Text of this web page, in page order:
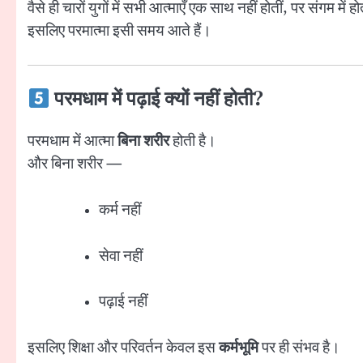
वैसे ही चारों युगों में सभी आत्माएँ एक साथ नहीं होतीं, पर संगम में
इसलिए परमात्मा इसी समय आते हैं।
परमधाम में पढ़ाई क्यों नहीं होती?
परमधाम में आत्माबिना शरीरहोती है।
और बिना शरीर —
कर्म नहीं
सेवा नहीं
पढ़ाई नहीं
इसलिए शिक्षा और परिवर्तन केवल इसकर्मभूमिपर ही संभव है।